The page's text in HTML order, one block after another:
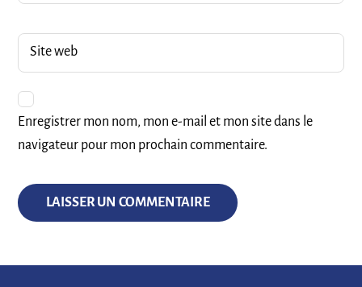
Site web
Enregistrer mon nom, mon e-mail et mon site dans le
navigateur pour mon prochain commentaire.